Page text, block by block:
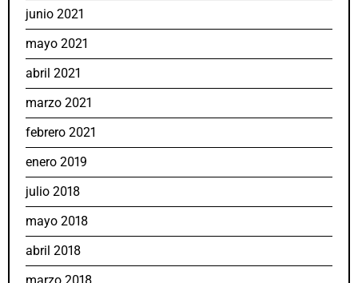
junio 2021
mayo 2021
abril 2021
marzo 2021
febrero 2021
enero 2019
julio 2018
mayo 2018
abril 2018